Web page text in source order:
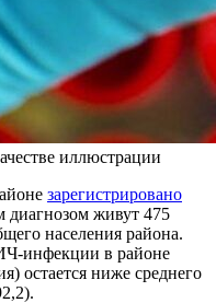
иллюстрации
зарегистрировано
живут 475
населения района.
инфекции в районе
остается ниже среднего